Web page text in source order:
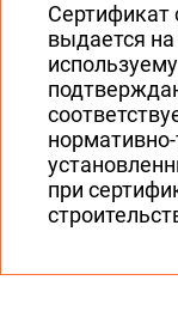
Сертификат
выдается
при